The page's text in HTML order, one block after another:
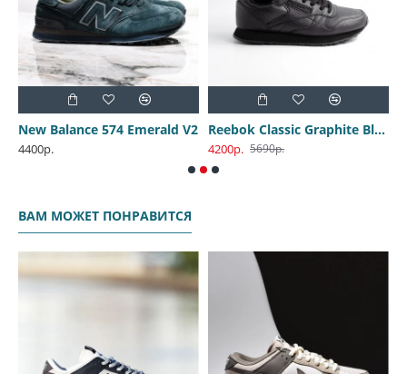
New Balance 574 Emerald V2
4400р.
Reebok Classic Graphite Black
4200р. 5690р.
ВАМ МОЖЕТ ПОНРАВИТСЯ